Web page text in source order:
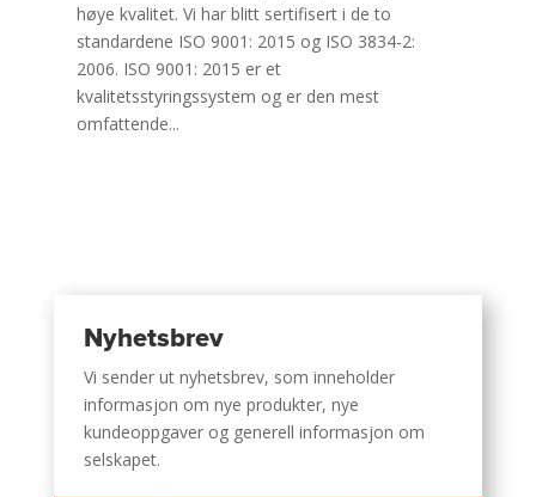
høye kvalitet. Vi har blitt sertifisert i de to
standardene ISO 9001: 2015 og ISO 3834-2:
2006. ISO 9001: 2015 er et
kvalitetsstyringssystem og er den mest
omfattende...
Nyhetsbrev
Vi sender ut nyhetsbrev, som inneholder
informasjon om nye produkter, nye
kundeoppgaver og generell informasjon om
selskapet.